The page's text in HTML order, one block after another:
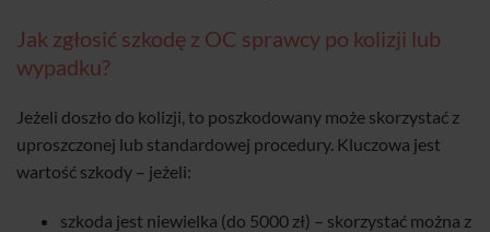
Jak zgłosić szkodę z OC sprawcy po kolizji lub
wypadku?
Jeżeli doszło do kolizji, to poszkodowany może skorzystać z
uproszczonej lub standardowej procedury. Kluczowa jest
wartość szkody – jeżeli:
szkoda jest niewielka (do 5000 zł) – skorzystać można z